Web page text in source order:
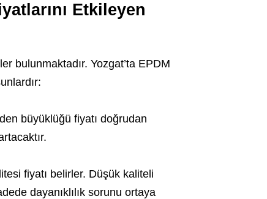
Etkileyen
bulunmaktadır. Yozgat’ta EPDM
büyüklüğü fiyatı doğrudan
fiyatı belirler. Düşük kaliteli
dayanıklılık sorunu ortaya